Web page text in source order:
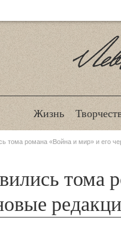
Жизнь
тома романа «Война и мир» и его
тома